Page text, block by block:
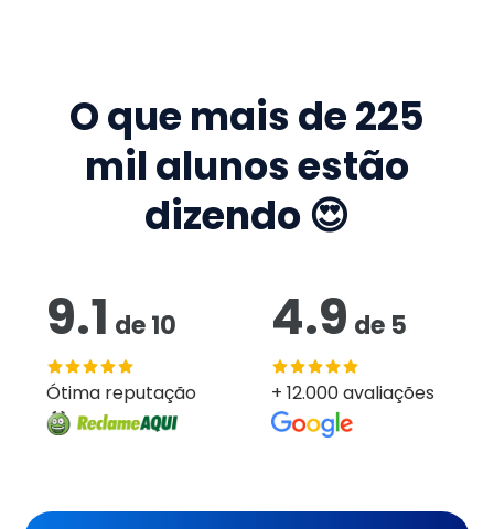
O que mais de225
mil alunos estão
dizendo 😍
9.1 de10
Ótima reputação
4.9 de 5
+ 12.000 avaliações